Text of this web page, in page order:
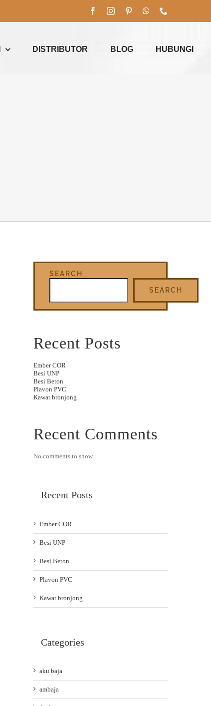
DISTRIBUTOR BLOG HUBUNGI
SEARCH
SEARCH
Recent Posts
Ember COR
Besi UNP
Besi Beton
Plavon PVC
Kawat bronjong
Recent Comments
No comments to show.
Recent Posts
Ember COR
Besi UNP
Besi Beton
Plavon PVC
Kawat bronjong
Categories
aku baja
ambaja